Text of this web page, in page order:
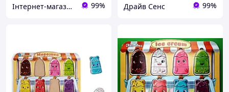
Інтернет-магазин SaleX 99% Драйв Сенс 99%